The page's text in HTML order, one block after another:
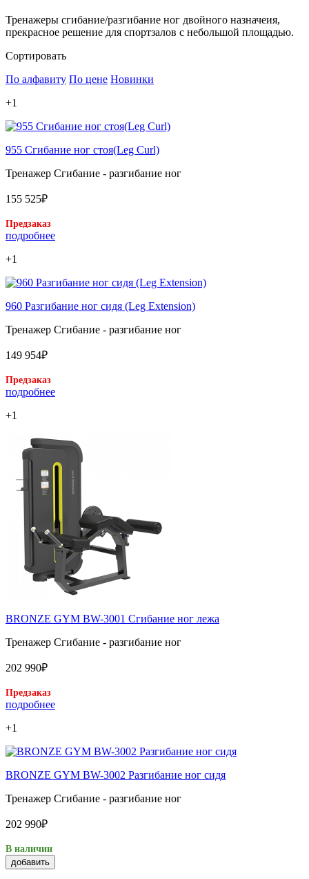
Тренажеры сгибание/разгибание ног двойного назначеия,
прекрасное решение для спортзалов с небольшой площадью.
Сортировать
По алфавиту По цене Новинки
+1
955 Сгибание ног стоя(Leg Curl)
Тренажер Сгибание - разгибание ног
155 525₽
Предзаказ
подробнее
+1
960 Разгибание ног сидя (Leg Extension)
Тренажер Сгибание - разгибание ног
149 954₽
Предзаказ
подробнее
+1
BRONZE GYM BW-3001 Сгибание ног лежа
Тренажер Сгибание - разгибание ног
202 990₽
Предзаказ
подробнее
+1
BRONZE GYM BW-3002 Разгибание ног сидя
Тренажер Сгибание - разгибание ног
202 990₽
В наличии
добавить